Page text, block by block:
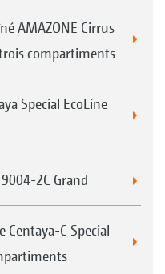
AMAZONE Cirrus
compartiments
Special EcoLine
2C Grand
C Special